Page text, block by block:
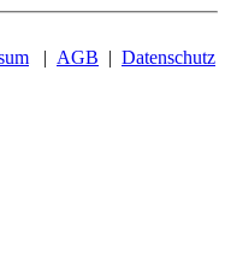
| AGB | Datenschutz